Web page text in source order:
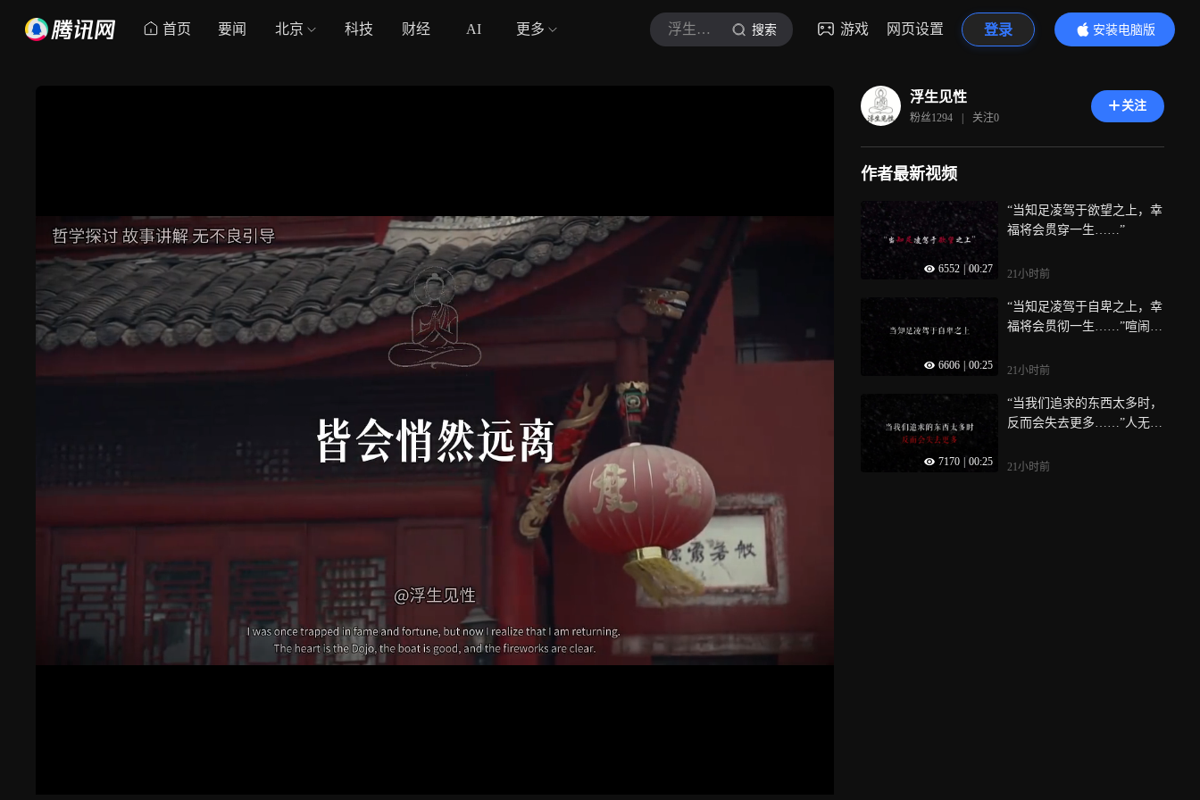
首页 要闻 北京 科技 财经 AI 更多 浮生见性 搜索 游戏 网页设置 登录
安装电脑版
内容更精彩
浮生见性
粉丝1294 | 关注0
关注
作者最新视频
6552 00:27
“当知足凌驾于欲望之上，幸
福将会贯穿一生……”
21小时前
6606 00:25
“当知足凌驾于自卑之上，幸
福将会贯彻一生……”喧闹任
自风情万种，与世无争
21小时前
7170 00:25
“当我们追求的东西太多时，
反而会失去更多……”人无贪
所失；淡看世间得失，接受
21小时前